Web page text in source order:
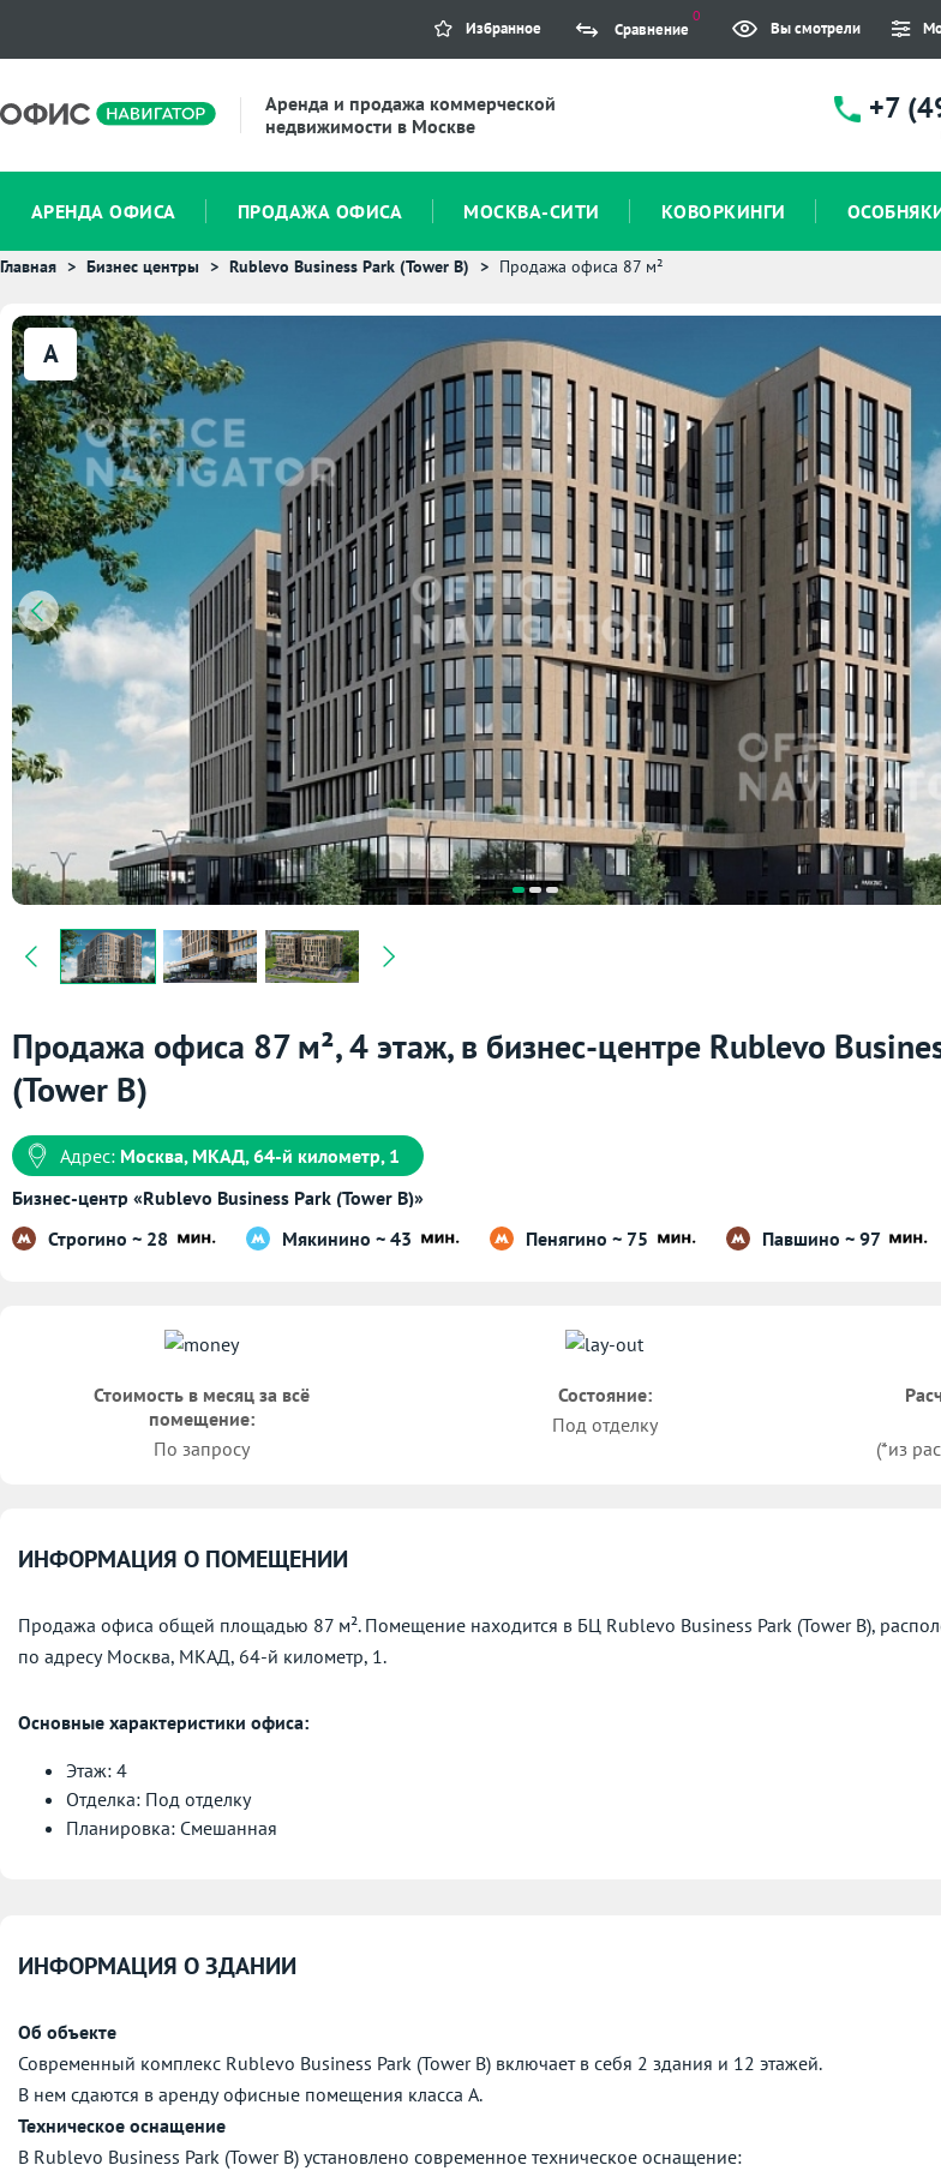
Избранное Сравнение
0
Вы смотрели
Аренда и продажа коммерческой
недвижимости в Москве
+7
АРЕНДА ОФИСА ПРОДАЖА ОФИСА МОСКВА-СИТИ КОВОРКИНГИ
Главная Бизнес центры Rublevo Business Park (Tower B) Продажа офиса 87 м²
A
Продажа офиса 87 м², 4 этаж, в бизнес-центре Rublevo
(Tower B)
Адрес: Москва, МКАД, 64-й километр, 1
Бизнес-центр «Rublevo Business Park (Tower B)»
Строгино ~ 28
Мякинино ~ 43 Пенягино ~ 75 Павшино ~ 97
Стоимость в месяц за всё
помещение:
По запросу
Состояние:
Под отделку
(*из
ИНФОРМАЦИЯ О ПОМЕЩЕНИИ
Продажа офиса общей площадью 87 м². Помещение находится в БЦ Rublevo Business Park (Tower B),
по адресу Москва, МКАД, 64-й километр, 1.
Основные характеристики офиса:
Этаж: 4
Отделка: Под отделку
Планировка: Смешанная
ИНФОРМАЦИЯ О ЗДАНИИ
Об объекте
Современный комплекс Rublevo Business Park (Tower B) включает в себя 2 здания и 12 этажей.
В нем сдаются в аренду офисные помещения класса А.
Техническое оснащение
В Rublevo Business Park (Tower B) установлено современное техническое оснащение: